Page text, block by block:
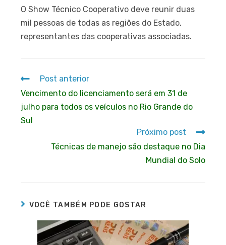
O Show Técnico Cooperativo deve reunir duas
mil pessoas de todas as regiões do Estado,
representantes das cooperativas associadas.
Post anterior
Vencimento do licenciamento será em 31 de
julho para todos os veículos no Rio Grande do
Sul
Próximo post
Técnicas de manejo são destaque no Dia
Mundial do Solo
VOCÊ TAMBÉM PODE GOSTAR